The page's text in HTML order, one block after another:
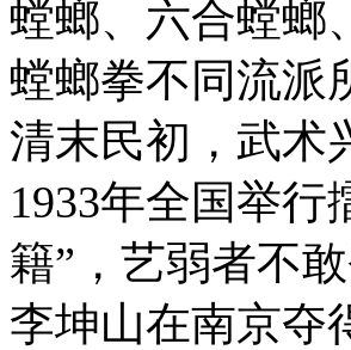
螳螂、六合螳
螳螂拳不同流派
清末民初，武术
1933年全国举
籍”，艺弱者不
李坤山在南京夺